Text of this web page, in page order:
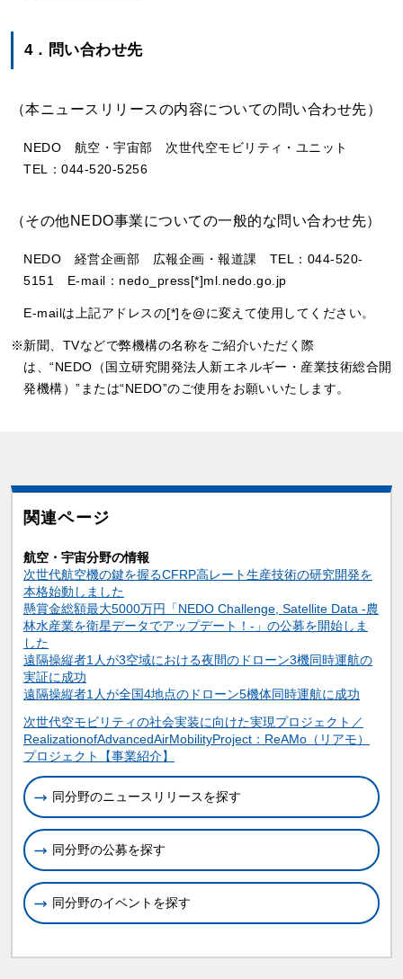
4．問い合わせ先
（本ニュースリリースの内容についての問い合わせ先）
NEDO 航空・宇宙部 次世代空モビリティ・ユニット
TEL：044-520-5256
（その他NEDO事業についての一般的な問い合わせ先）
NEDO 経営企画部 広報企画・報道課 TEL：044-520-
5151 E-mail：nedo_press[*]ml.nedo.go.jp
E-mailは上記アドレスの[*]を@に変えて使用してください。
※新聞、TVなどで弊機構の名称をご紹介いただく際
は、“NEDO（国立研究開発法人新エネルギー・産業技術総合開
発機構）”または“NEDO”のご使用をお願いいたします。
関連ページ
航空・宇宙分野の情報
次世代航空機の鍵を握るCFRP高レート生産技術の研究開発を
本格始動しました
懸賞金総額最大5000万円「NEDO Challenge, Satellite Data -農
林水産業を衛星データでアップデート！-」の公募を開始しま
した
遠隔操縦者1人が3空域における夜間のドローン3機同時運航の
実証に成功
遠隔操縦者1人が全国4地点のドローン5機体同時運航に成功
関連情報
次世代空モビリティの社会実装に向けた実現プロジェクト／
RealizationofAdvancedAirMobilityProject：ReAMo（リアモ）
プロジェクト【事業紹介】
同分野のニュースリリースを探す
同分野の公募を探す
同分野のイベントを探す